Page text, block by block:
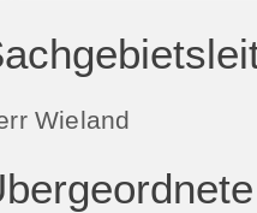
Wieland